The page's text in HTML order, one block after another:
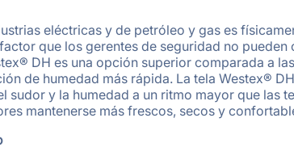
eléctricas y de petróleo y gas es
que los gerentes de seguridad no pueden
DH es una opción superior comparada a
de humedad más rápida. La tela Westex®
sudor y la humedad a un ritmo mayor que las
mantenerse más frescos, secos y